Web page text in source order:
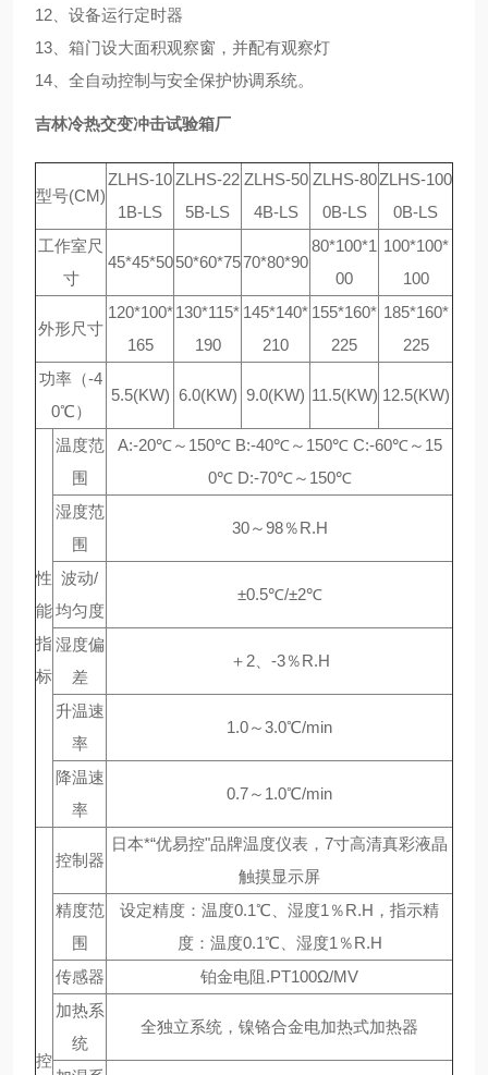
12、设备运行定时器
13、箱门设大面积观察窗，并配有观察灯
14、全自动控制与安全保护协调系统。
吉林冷热交变冲击试验箱厂
型号(CM)
ZLHS-10
1B-LS
ZLHS-22
5B-LS
ZLHS-50
4B-LS
ZLHS-80
0B-LS
ZLHS-100
0B-LS
工作室尺
寸
45*45*50 50*60*7570*80*90
80*100*1
00
100*100*
100
外形尺寸
120*100*
165
130*115*
190
145*140*
210
155*160*
225
185*160*
225
功率（-4
0℃）
5.5(KW) 6.0(KW) 9.0(KW) 11.5(KW) 12.5(KW)
性
能
指
标
温度范
围
A:-20℃～150℃ B:-40℃～150℃ C:-60℃～15
0℃ D:-70℃～150℃
湿度范
围
30～98％R.H
波动/
均匀度
±0.5℃/±2℃
湿度偏
差
＋2、-3％R.H
升温速
率
1.0～3.0℃/min
降温速
率
0.7～1.0℃/min
控
控制器
日本*“优易控"品牌温度仪表，7寸高清真彩液晶
触摸显示屏
精度范
围
设定精度：温度0.1℃、湿度1％R.H，指示精
度：温度0.1℃、湿度1％R.H
传感器
铂金电阻.PT100Ω/MV
加热系
统
全独立系统，镍铬合金电加热式加热器